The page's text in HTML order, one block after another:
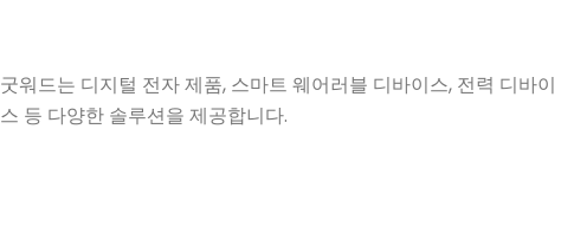
굿워드는 디지털 전자 제품, 스마트 웨어러블 디바이스, 전력 디바이
스 등 다양한 솔루션을 제공합니다.